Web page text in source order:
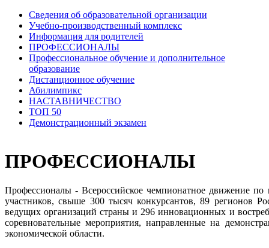
Сведения об образовательной организации
Учебно-производственный комплекс
Информация для родителей
ПРОФЕССИОНАЛЫ
Профессиональное обучение и дополнительное
образование
Дистанционное обучение
Абилимпикс
НАСТАВНИЧЕСТВО
ТОП 50
Демонстрационный экзамен
ПРОФЕССИОНАЛЫ
Профессионалы - Всероссийское чемпионатное движение
участников, свыше 300 тысяч конкурсантов, 89 регионов
ведущих организаций страны и 296 инновационных и
соревновательные мероприятия, направленные на
экономической области.